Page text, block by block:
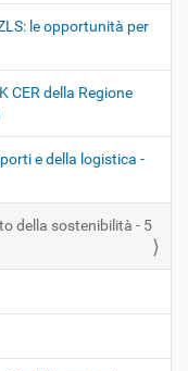
le opportunità per
CER della Regione
e della logistica -
della sostenibilità - 5